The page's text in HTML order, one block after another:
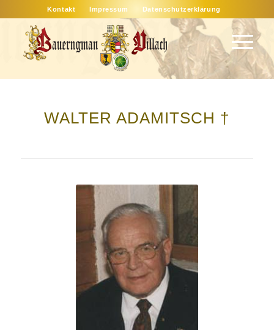
Kontakt Impressum Datenschutzerklärung
WALTER ADAMITSCH †